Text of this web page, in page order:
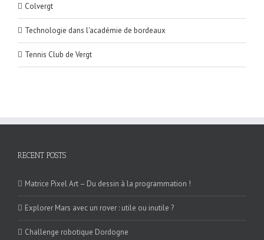
Colvergt
Technologie dans l'académie de bordeaux
Tennis Club de Vergt
RECENT POSTS
Matrice Pixel Art – Du dessin à la programmation !
Explorer Mars avec un rover : utile ou inutile ?
Challenge robotique Dordogne